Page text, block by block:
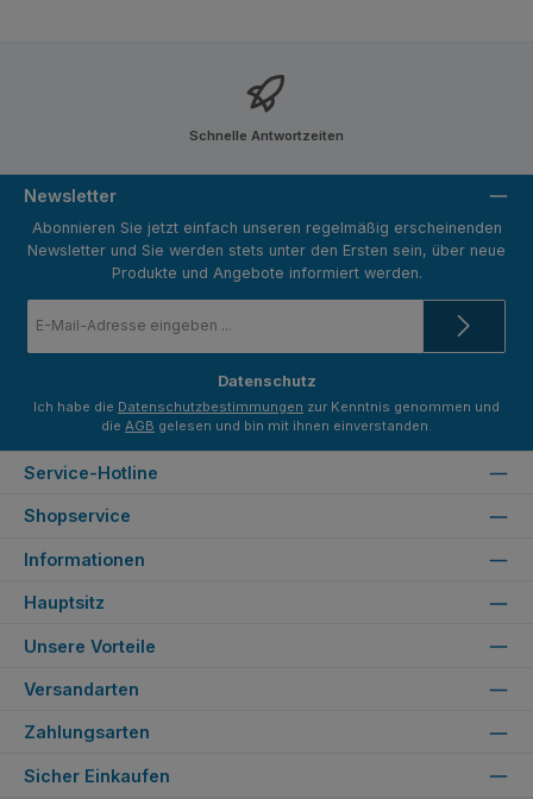
Schnelle Antwortzeiten
Newsletter
Abonnieren Sie jetzt einfach unseren regelmäßig erscheinenden
Newsletter und Sie werden stets unter den Ersten sein, über neue
Produkte und Angebote informiert werden.
Mail-
Datenschutz
Ich habe die Datenschutzbestimmungen zur Kenntnis genommen und
die AGB gelesen und bin mit ihnen einverstanden.
Service-Hotline
Shopservice
Informationen
Unsere Vorteile
Versandarten
Zahlungsarten
Hauptsitz
Sicher Einkaufen